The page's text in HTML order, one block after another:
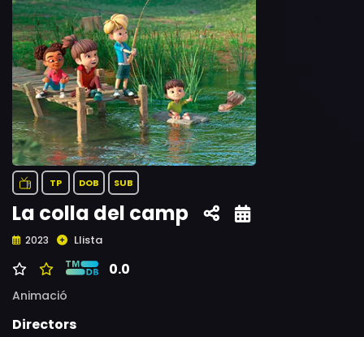
TP DOB SUB
La colla del camp
2023 Llista
0.0
Animació
Directors